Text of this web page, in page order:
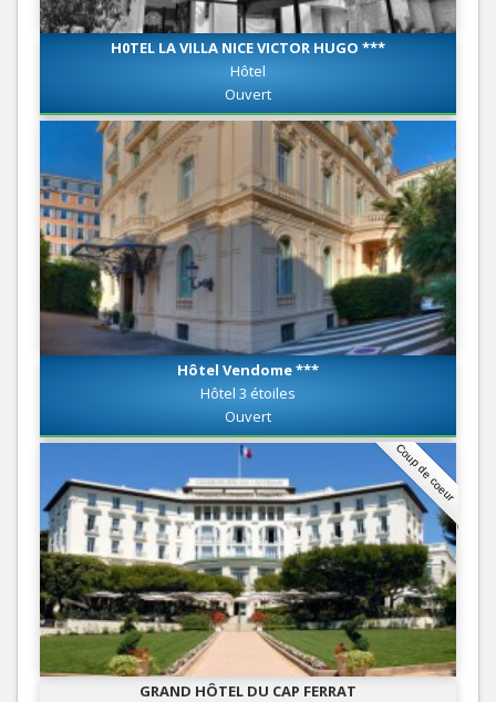
H0TEL LA VILLA NICE VICTOR HUGO ***
Hôtel
Ouvert
Hôtel Vendome ***
Hôtel 3 étoiles
Ouvert
Coup de coeur
GRAND HÔTEL DU CAP FERRAT